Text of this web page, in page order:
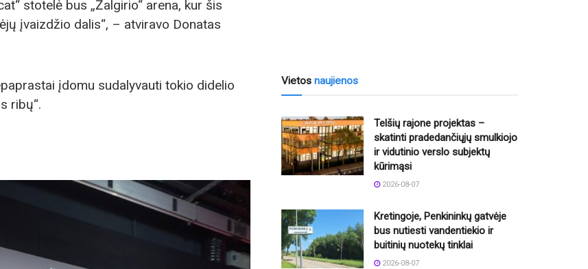
stotelė bus „Žalgirio“ arena, kur šis
įvaizdžio dalis“, – atviravo Donatas
įdomu sudalyvauti tokio didelio
ribų“.
Vietos naujienos
Telšių rajone projektas –
skatinti pradedančiųjų smulkiojo
ir vidutinio verslo subjektų
kūrimąsi
2026-08-07
Kretingoje, Penkininkų gatvėje
bus nutiesti vandentiekio ir
buitinių nuotekų tinklai
2026-08-07